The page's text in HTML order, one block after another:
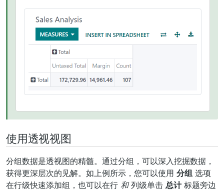
使用透视视图
分组数据是透视图的精髓。通过分组，可以深入挖掘数据，
获得更深层次的见解。如上例所示，您可以使用 分组 选项
在行级快速添加组，也可以在行 和列级单击 总计标题旁边